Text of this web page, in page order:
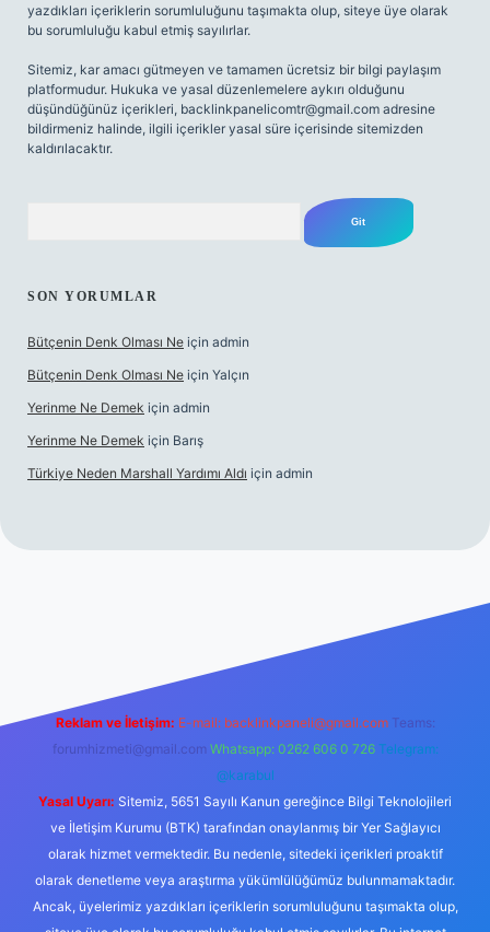
yazdıkları içeriklerin sorumluluğunu taşımakta olup, siteye üye olarak
bu sorumluluğu kabul etmiş sayılırlar.
Sitemiz, kar amacı gütmeyen ve tamamen ücretsiz bir bilgi paylaşım
platformudur. Hukuka ve yasal düzenlemelere aykırı olduğunu
düşündüğünüz içerikleri, backlinkpanelicomtr@gmail.com adresine
bildirmeniz halinde, ilgili içerikler yasal süre içerisinde sitemizden
kaldırılacaktır.
SON YORUMLAR
Bütçenin Denk Olması Ne için admin
Bütçenin Denk Olması Ne için Yalçın
Yerinme Ne Demek için admin
Yerinme Ne Demek için Barış
Türkiye Neden Marshall Yardımı Aldı için admin
hiltonbet yeni giriş
Reklam ve İletişim: E-mail: backlinkpaneli@gmail.com Teams:
forumhizmeti@gmail.com Whatsapp: 0262 606 0 726 Telegram:
@karabul
Yasal Uyarı: Sitemiz, 5651 Sayılı Kanun gereğince Bilgi Teknolojileri
ve İletişim Kurumu (BTK) tarafından onaylanmış bir Yer Sağlayıcı
olarak hizmet vermektedir. Bu nedenle, sitedeki içerikleri proaktif
olarak denetleme veya araştırma yükümlülüğümüz bulunmamaktadır.
Ancak, üyelerimiz yazdıkları içeriklerin sorumluluğunu taşımakta olup,